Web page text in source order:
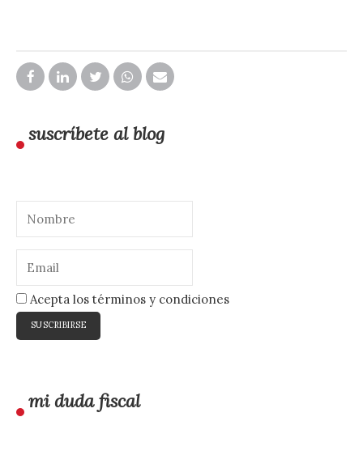
suscríbete al blog
Acepta los términos y condiciones
mi duda fiscal